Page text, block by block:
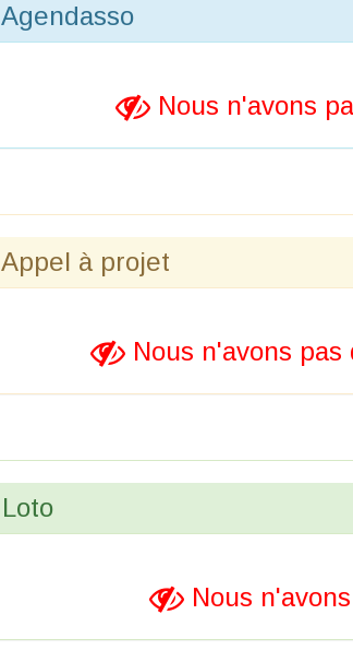
Agendasso
Nous n'avons
Appel à projet
Nous n'avons
Loto
Nous